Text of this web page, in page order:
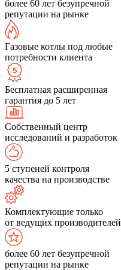
более 60 лет безупречной
репутации на рынке
Газовые котлы под любые
потребности клиента
Бесплатная расширенная
гарантия до 5 лет
Собственный центр
исследований и разработок
5 ступеней контроля
качества на производстве
Комплектующие только
от ведущих производителей
более 60 лет безупречной
репутации на рынке